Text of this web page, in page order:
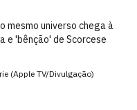
mesmo universo chega à
e 'bênção' de Scorcese
(Apple TV/Divulgação)